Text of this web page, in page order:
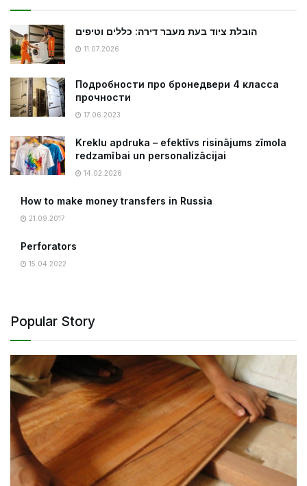
הובלת ציוד בעת מעבר דירה: כללים וטיפים
11.07.2026
Подробности про бронедвери 4 класса
прочности
17.06.2023
Kreklu apdruka – efektīvs risinājums zīmola
redzamībai un personalizācijai
14.02.2026
How to make money transfers in Russia
21.09.2017
Perforators
15.04.2022
Popular Story